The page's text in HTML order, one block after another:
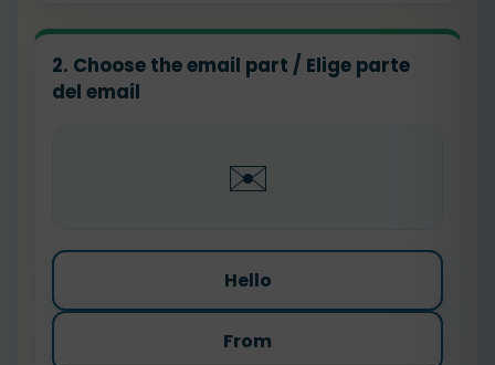
2. Choose the email part / Elige parte
del email
✉️
Hello
From